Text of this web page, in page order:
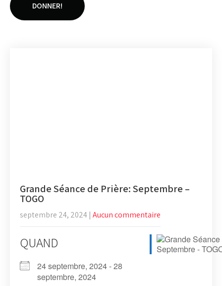
DONNER!
Grande Séance de Prière: Septembre –
TOGO
septembre 24, 2024 | Aucun commentaire
QUAND
24 septembre, 2024 - 28
septembre, 2024